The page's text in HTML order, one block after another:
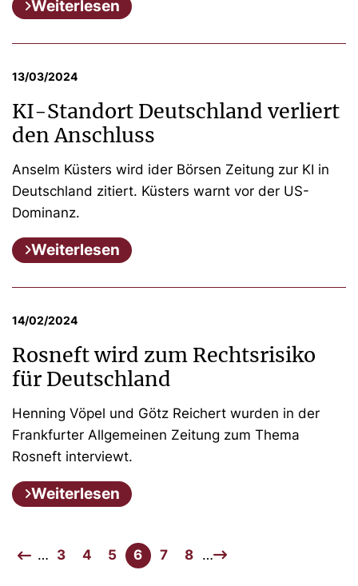
Weiterlesen
13/03/2024
KI-Standort Deutschland verliert
den Anschluss
Anselm Küsters wird ider Börsen Zeitung zur KI in
Deutschland zitiert. Küsters warnt vor der US-
Dominanz.
Weiterlesen
14/02/2024
Rosneft wird zum Rechtsrisiko
für Deutschland
Henning Vöpel und Götz Reichert wurden in der
Frankfurter Allgemeinen Zeitung zum Thema
Rosneft interviewt.
Weiterlesen
… 3 4 5 6 7 8 …